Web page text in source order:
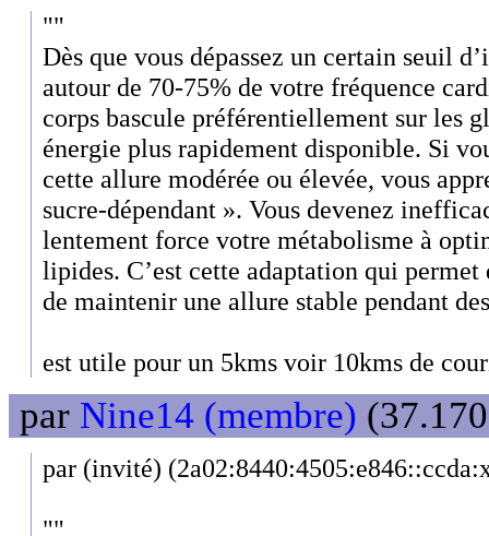
""
Dès que vous dépassez un certain seuil
autour de 70-75% de votre fréquence
corps bascule préférentiellement sur les
énergie plus rapidement disponible. Si
cette allure modérée ou élevée, vous
sucre-dépendant ». Vous devenez
lentement force votre métabolisme à
lipides. C’est cette adaptation qui
de maintenir une allure stable pendant
est utile pour un 5kms voir 10kms de
par Nine14 (membre)
par (invité)
""